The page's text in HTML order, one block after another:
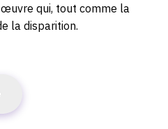
œuvre qui, tout comme la
la disparition.